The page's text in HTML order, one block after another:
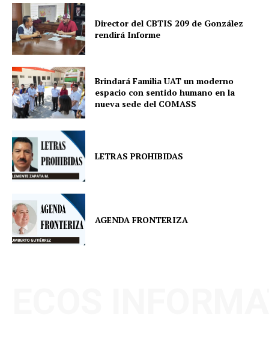
Director del CBTIS 209 de González
rendirá Informe
Brindará Familia UAT un moderno
espacio con sentido humano en la
nueva sede del COMASS
LETRAS PROHIBIDAS
AGENDA FRONTERIZA